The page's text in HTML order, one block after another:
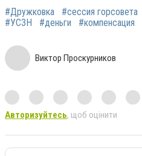
#Дружковка #сессия горсовета
#УСЗН
#деньги #компенсация
Виктор Проскурников
Авторизуйтесь, щоб оцінити